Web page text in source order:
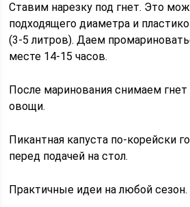
Ставим нарезку под гнет. Это
подходящего диаметра и
(3-5 литров). Даем
месте 14-15 часов.
После маринования снимаем
овощи.
Пикантная капуста по-корейски
перед подачей на стол.
Практичные идеи на любой сезон.